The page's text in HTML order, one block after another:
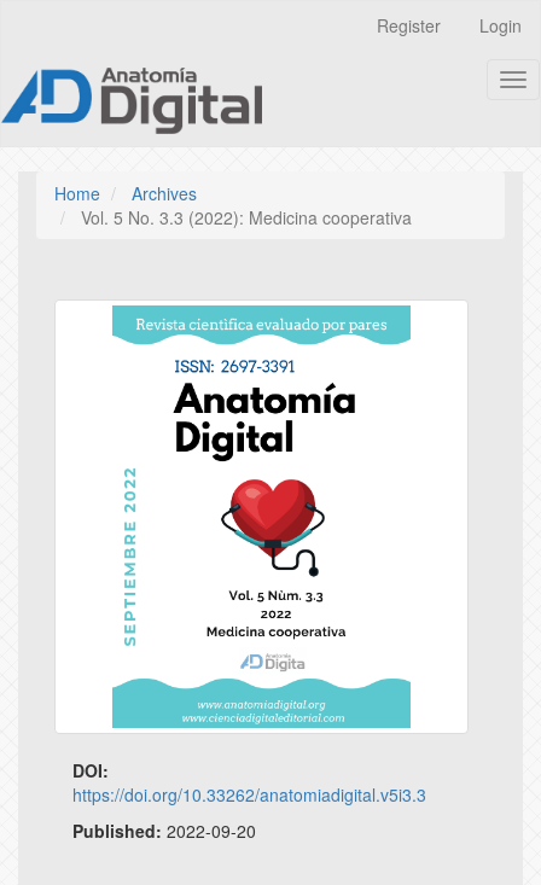
page
content
Content
Sidebar
Register Login
Home
Archives
Vol. 5 No. 3.3 (2022): Medicina cooperativa
DOI:
https://doi.org/10.33262/anatomiadigital.v5i3.3
Published: 2022-09-20